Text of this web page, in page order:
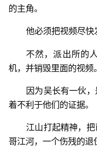
的主角。
他必须把视频尽快
不然，派出所的
机，并销毁里面的视频。
因为吴长有一伙
着不利于他们的证据。
江山打起精神，
哥江河，一个伤残的